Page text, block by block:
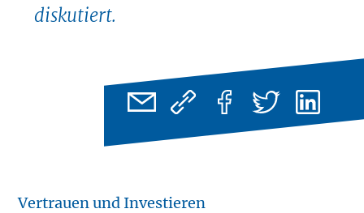
diskutiert.
Vertrauen und Investieren